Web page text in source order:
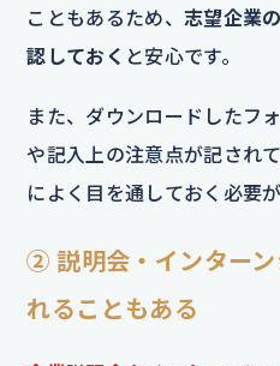
こともあるため、 志望企業
認しておく と安心です。
また、ダウンロードしたフ
や記入上の注意点が記され
によく目を通しておく必要が
② 説明会・インター
れることもある